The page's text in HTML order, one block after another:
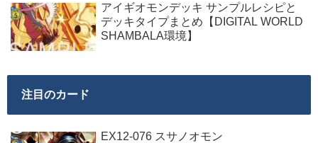
アイギオモンデッキ サンプルレシピと
デッキタイプまとめ【DIGITAL WORLD
SHAMBALA環境】
注目のカード
EX12-076 スサノオモン